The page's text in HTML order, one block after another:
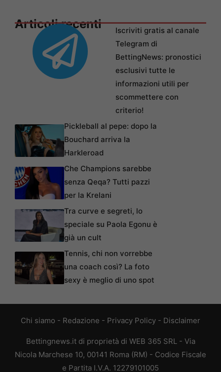
Articoli recenti
Iscriviti gratis al canale
Telegram di
BettingNews: pronostici
esclusivi tutte le
informazioni utili per
scommettere con
criterio!
Pickleball al pepe: dopo la
Bouchard arriva la
Harkleroad
Che Champions sarebbe
senza Qeqa? Tutti pazzi
per la Krelani
Tra curve e segreti, lo
speciale su Paola Egonu è
già un cult
Tennis, chi non vorrebbe
una coach così? La foto
sexy è meglio di uno spot
Chi siamo - Redazione - Privacy Policy - Disclaimer
Bettingnews.it di proprietà di WEB 365 SRL - Via
Nicola Marchese 10, 00141 Roma (RM) - Codice Fiscale
e Partita I.V.A. 12279101005